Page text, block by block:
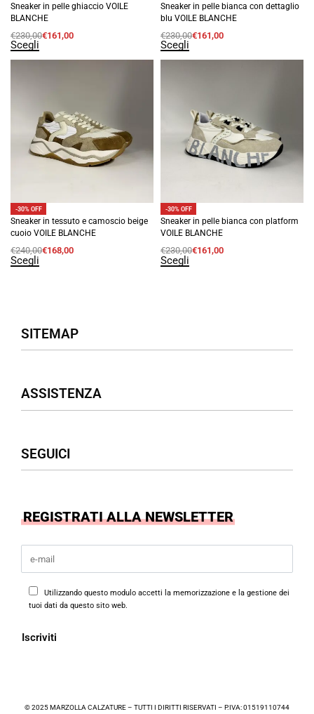
Sneaker in pelle ghiaccio VOILE
BLANCHE
€230,00€161,00
Scegli
Sneaker in pelle bianca con dettaglio
blu VOILE BLANCHE
€230,00€161,00
Scegli
-30% OFF
Sneaker in tessuto e camoscio beige
cuoio VOILE BLANCHE
€240,00€168,00
Scegli
-30% OFF
Sneaker in pelle bianca con platform
VOILE BLANCHE
€230,00€161,00
Scegli
SITEMAP
Donna
Borse
ASSISTENZA
Termini & Condizioni
SEGUICI
Instagram
REGISTRATI ALLA NEWSLETTER
Utilizzando questo modulo accetti la memorizzazione e la gestione dei
tuoi dati da questo sito web.
© 2025 MARZOLLA CALZATURE – TUTTI I DIRITTI RISERVATI – P.IVA: 01519110744